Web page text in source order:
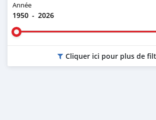
Année
1950 - 2026
Cliquer ici pour plus de